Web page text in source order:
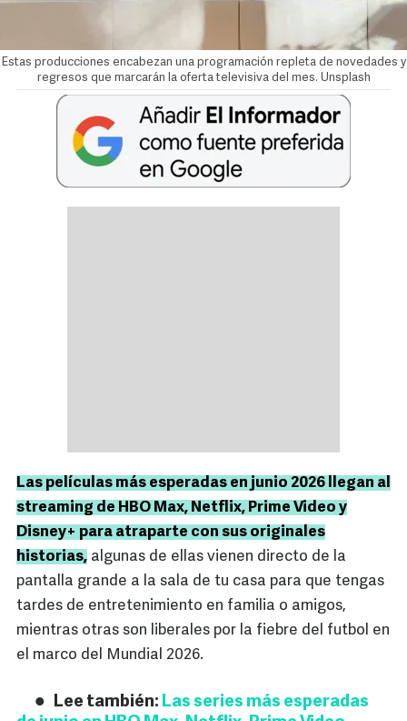
Estas producciones encabezan una programación repleta de novedades y
regresos que marcarán la oferta televisiva del mes. Unsplash
Las películas más esperadas en junio 2026 llegan al
streaming de HBO Max, Netflix, Prime Video y
Disney+ para atraparte con sus originales
historias, algunas de ellas vienen directo de la
pantalla grande a la sala de tu casa para que tengas
tardes de entretenimiento en familia o amigos,
mientras otras son liberales por la fiebre del futbol en
el marco del Mundial 2026.
Lee también: Las series más esperadas